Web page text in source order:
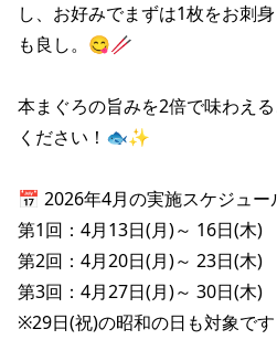
華花
有価証券報告書等法定
株主総会関連資料
適時開示資料
株主優待
FAQ
し、お好みでまずは1枚をお刺
も良し。😋🥢
本まぐろの旨みを2倍で味わえ
ください！🐟✨
📅 2026年4月の実施スケジュー
第1回：4月13日(月)～ 16日(木)
第2回：4月20日(月)～ 23日(木)
第3回：4月27日(月)～ 30日(木)
※29日(祝)の昭和の日も対象です